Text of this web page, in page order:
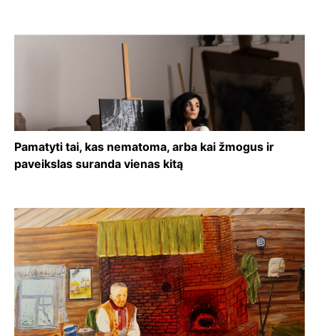
Pamatyti tai, kas nematoma, arba kai žmogus ir
paveikslas suranda vienas kitą